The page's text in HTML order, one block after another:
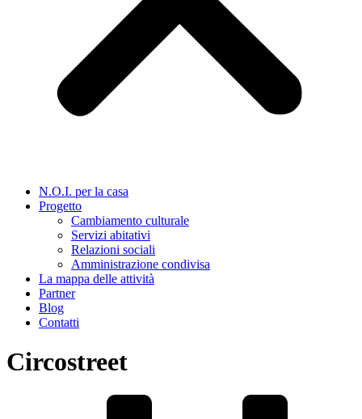
N.O.I. per la casa
Progetto
Cambiamento culturale
Servizi abitativi
Relazioni sociali
Amministrazione condivisa
La mappa delle attività
Partner
Blog
Contatti
Circostreet